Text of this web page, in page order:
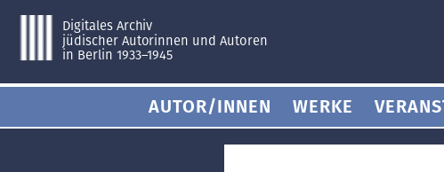
Digitales Archiv
jüdischer Autorinnen und Autoren
in Berlin 1933–1945
AUTOR/INNEN WERKE